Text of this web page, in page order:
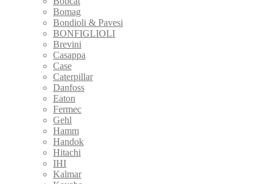
Bomag
Bondioli & Pavesi
BONFIGLIOLI
Brevini
Casappa
Case
Caterpillar
Danfoss
Eaton
Fermec
Gehl
Hamm
Handok
Hitachi
IHI
Kalmar